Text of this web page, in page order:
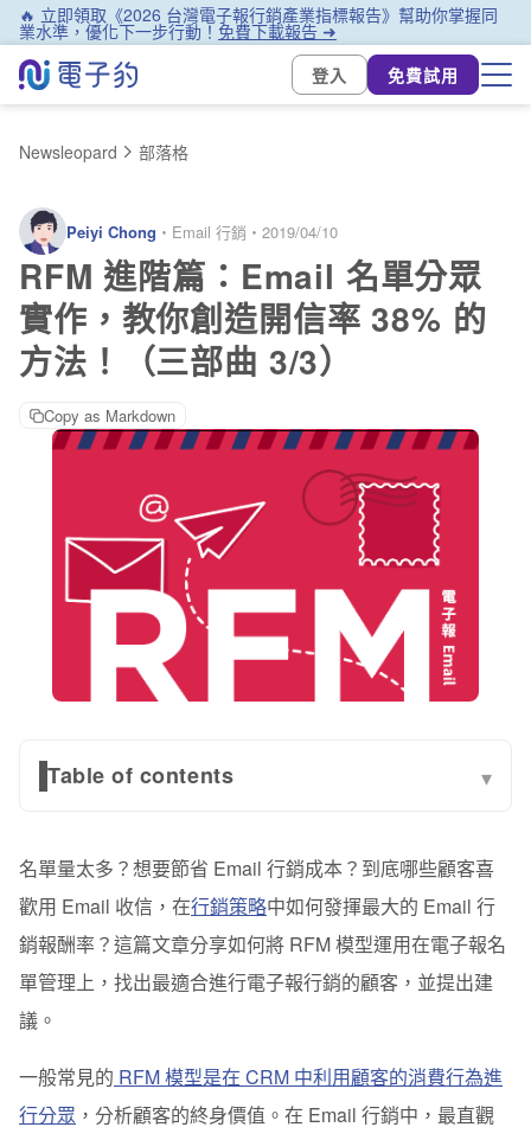
🔥 立即領取《2026 台灣電子報行銷產業指標報告》幫助你掌握同
業水準，優化下一步行動！免費下載報告 ➜
登入
免費試用
Newsleopard 部落格
Peiyi Chong ・ Email 行銷 ・ 2019/04/10
RFM 進階篇：Email 名單分眾
實作，教你創造開信率 38% 的
方法！（三部曲 3/3）
Copy as Markdown
Table of contents ▾
1.凍結名單【R 低】
3.普通名單【R 高 F 低】
使用篩選功能，進行名單分眾
名單量太多？想要節省 Email 行銷成本？到底哪些顧客喜
歡用 Email 收信，在行銷策略中如何發揮最大的 Email 行
銷報酬率？這篇文章分享如何將 RFM 模型運用在電子報名
單管理上，找出最適合進行電子報行銷的顧客，並提出建
議。
一般常見的 RFM 模型是在 CRM 中利用顧客的消費行為進
行分眾 ，分析顧客的終身價值。在 Email 行銷中，最直觀